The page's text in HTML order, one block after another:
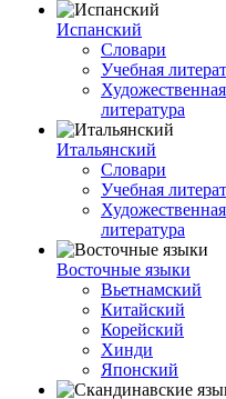
Испанский
Словари
Учебная
Художественная
литература
Итальянский
Словари
Учебная
Художественная
литература
Восточные языки
Вьетнамский
Китайский
Корейский
Хинди
Японский